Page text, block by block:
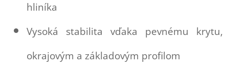
hliníka
Vysoká stabilita vďaka pevnému krytu,
okrajovým a základovým profilom